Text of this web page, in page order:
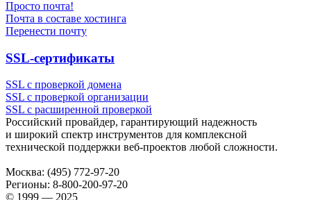
Просто почта!
Почта в составе хостинга
Перенести почту
SSL-сертификаты
SSL с проверкой домена
SSL с проверкой организации
SSL с расширенной проверкой
Российский провайдер, гарантирующий надежность
и широкий спектр инструментов для комплексной
технической поддержки веб-проектов любой сложности.
Москва: (495) 772-97-20
Регионы: 8-800-200-97-20
© 1999 — 2025